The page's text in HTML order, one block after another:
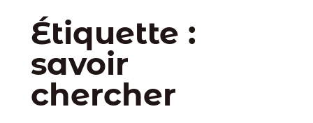
Étiquette :
savoir
chercher